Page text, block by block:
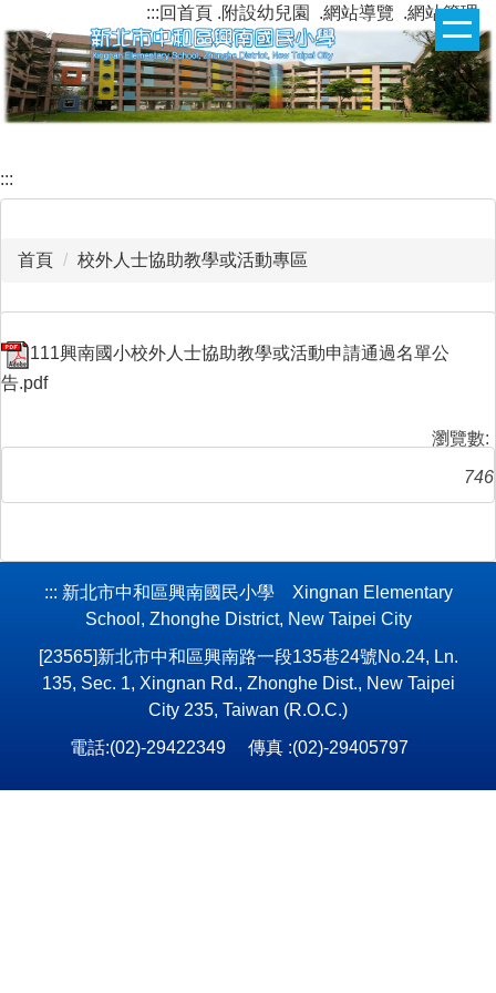
到
主
要
內
區
:::回首頁 .附設幼兒園 .網站導覽 .網站管理
:::
首頁 校外人士協助教學或活動專區
111興南國小校外人士協助教學或活動申請通過名單公
告.pdf
瀏覽數:
746
::: 新北市中和區興南國民小學 Xingnan Elementary
School, Zhonghe District, New Taipei City
[23565]新北市中和區興南路一段135巷24號No.24, Ln.
135, Sec. 1, Xingnan Rd., Zhonghe Dist., New Taipei
City 235, Taiwan (R.O.C.)
電話:(02)-29422349 傳真 :(02)-29405797